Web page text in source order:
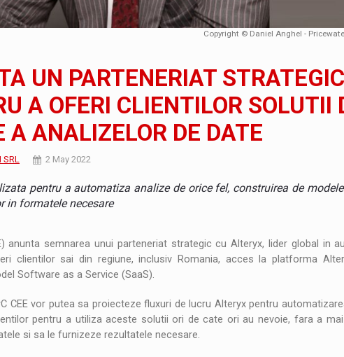
AL CINCILEA MEMBRU AL FAMILIEI: RANGE ROVER GT
ajuns in Romania
the Future of Protein Demand
Copyright © Daniel Anghel -
UN PARTENERIAT
A OFERI CLIENTILOR SOLUTII
ANALIZELOR DE DATE
2 May 2022
pentru a automatiza analize de orice fel, construirea de
in formatele necesare
anunta semnarea unui parteneriat strategic cu Alteryx, lider global in
clientilor sai din regiune, inclusiv Romania, acces la platforma
Software as a Service (SaaS).
CEE vor putea sa proiecteze fluxuri de lucru Alteryx pentru
pentru a utiliza aceste solutii ori de cate ori au nevoie, fara a
si sa le furnizeze rezultatele necesare.